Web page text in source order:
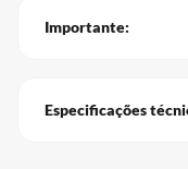
Importante:
Especificações